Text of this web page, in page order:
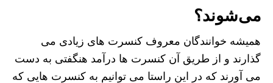
می‌شوند؟
همیشه خوانندگان معروف کنسرت های زیادی می
گذارند و از طریق آن کنسرت ها درآمد هنگفتی به دست
می ‌آورند که در این راستا می‌ توانیم به کنسرت هایی که